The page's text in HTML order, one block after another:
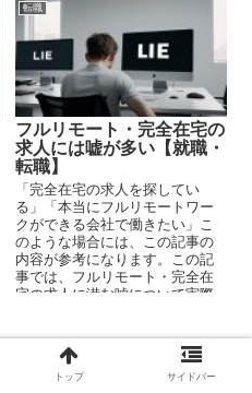
転職
フルリモート・完全在宅の
求人には嘘が多い【就職・
転職】
「完全在宅の求人を探してい
る」「本当にフルリモートワー
クができる会社で働きたい」こ
のような場合には、この記事の
内容が参考になります。この記
事では、フルリモート・完全在
宅の求人に潜む嘘について実際
トップ サイドバー